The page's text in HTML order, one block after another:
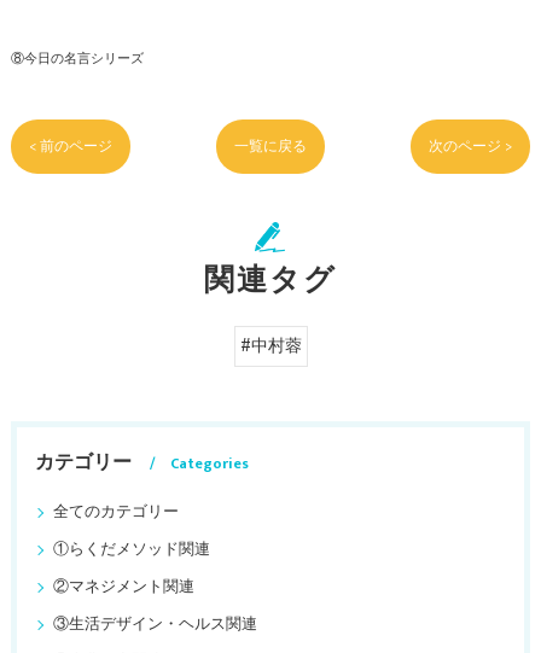
⑧今日の名言シリーズ
< 前のページ 一覧に戻る 次のページ >
関連タグ
#中村蓉
カテゴリー
Categories
全てのカテゴリー
①らくだメソッド関連
②マネジメント関連
③生活デザイン・ヘルス関連